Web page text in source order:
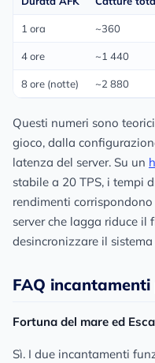
1 ora ~360
4 ore ~1 440
8 ore (notte) ~2 880
Questi numeri sono
gioco, dalla
latenza del server. Su un
stabile a 20 TPS, i tempi
rendimenti
server che lagga riduce il
desincronizzare il sistema
FAQ incantamenti
Fortuna del mare ed
Sì. I due incantamenti